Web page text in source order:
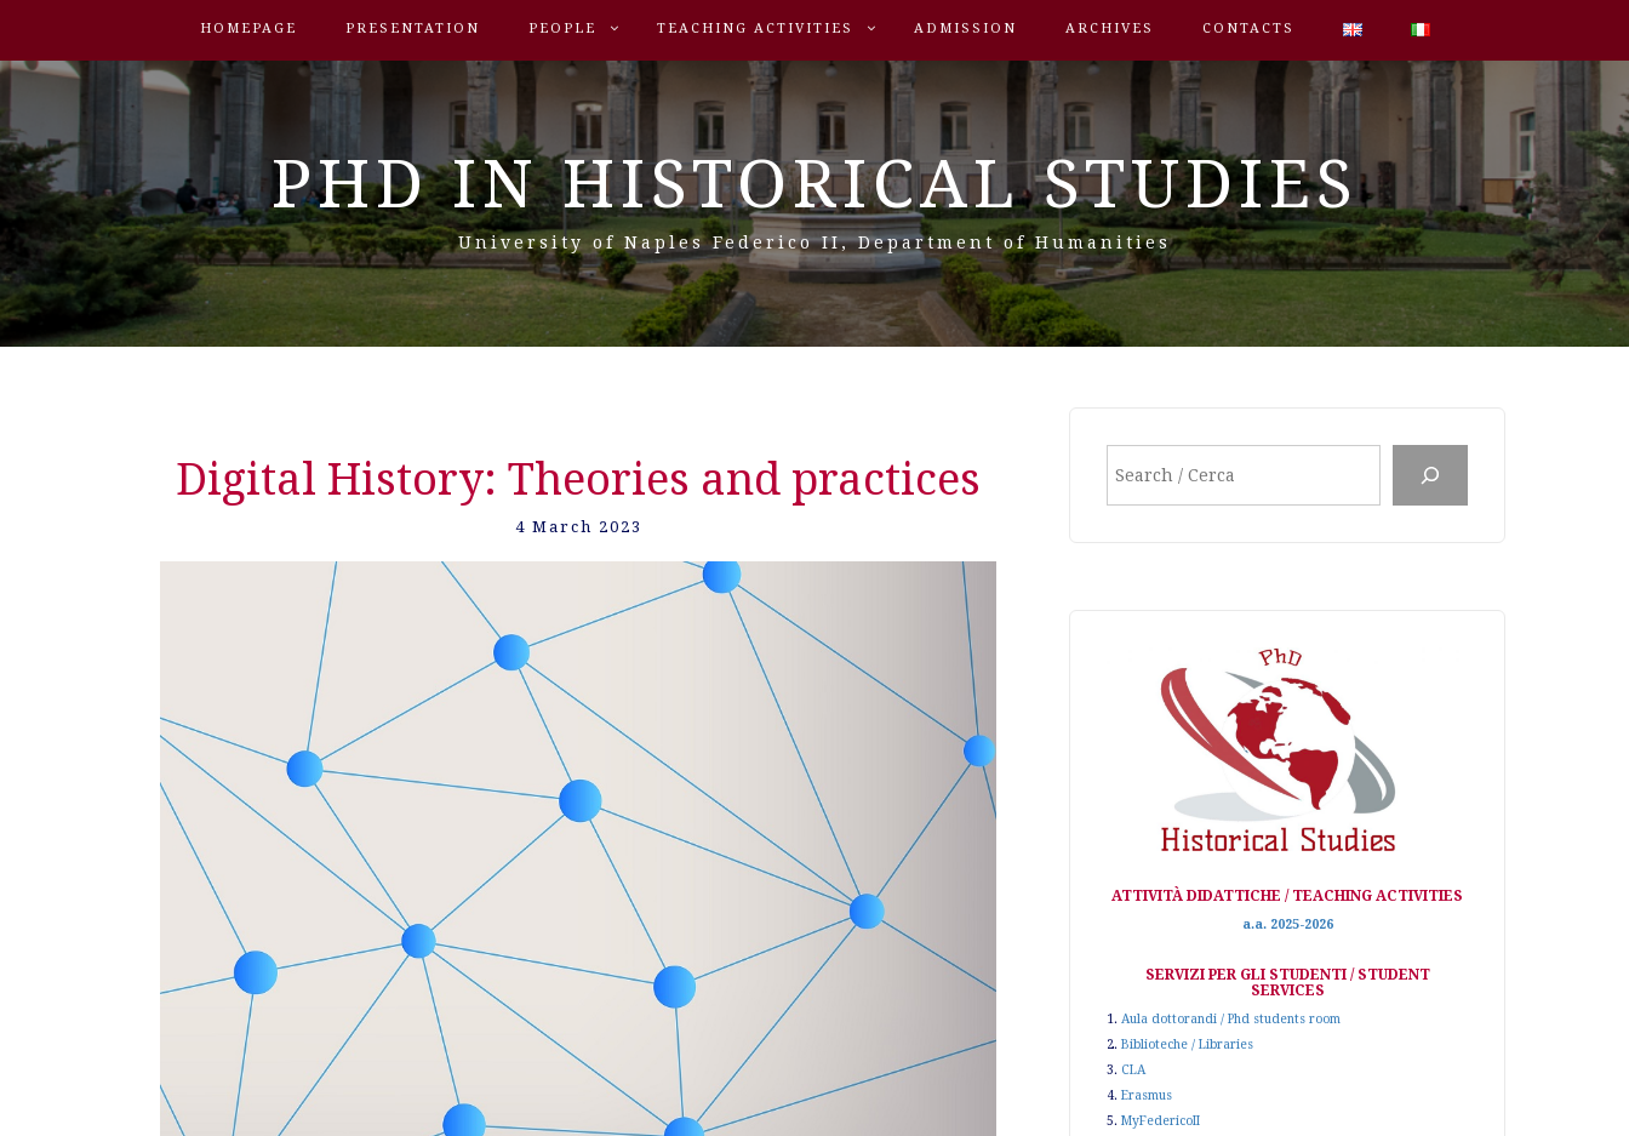
HOMEPAGE PRESENTATION PEOPLE TEACHING ACTIVITIES ADMISSION ARCHIVES CONTACTS
PHD IN HISTORICAL STUDIES
University of Naples Federico II, Department of Humanities
Digital History: Theories and practices
4 March 2023
ATTIVITÀ DIDATTICHE / TEACHING ACTIVITIES
a.a. 2025-2026
SERVIZI PER GLI STUDENTI / STUDENT
SERVICES
1. Aula dottorandi / Phd students room
2. Biblioteche / Libraries
3. CLA
4. Erasmus
5. MyFedericoII